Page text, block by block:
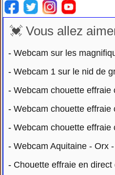
💓 Vous allez
-Webcam sur les
-Webcam 1 sur le nid de
-Webcam chouette effraie
-Webcam chouette effraie
-Webcam chouette effraie
-Webcam Aquitaine - Orx
- Chouette effraie en